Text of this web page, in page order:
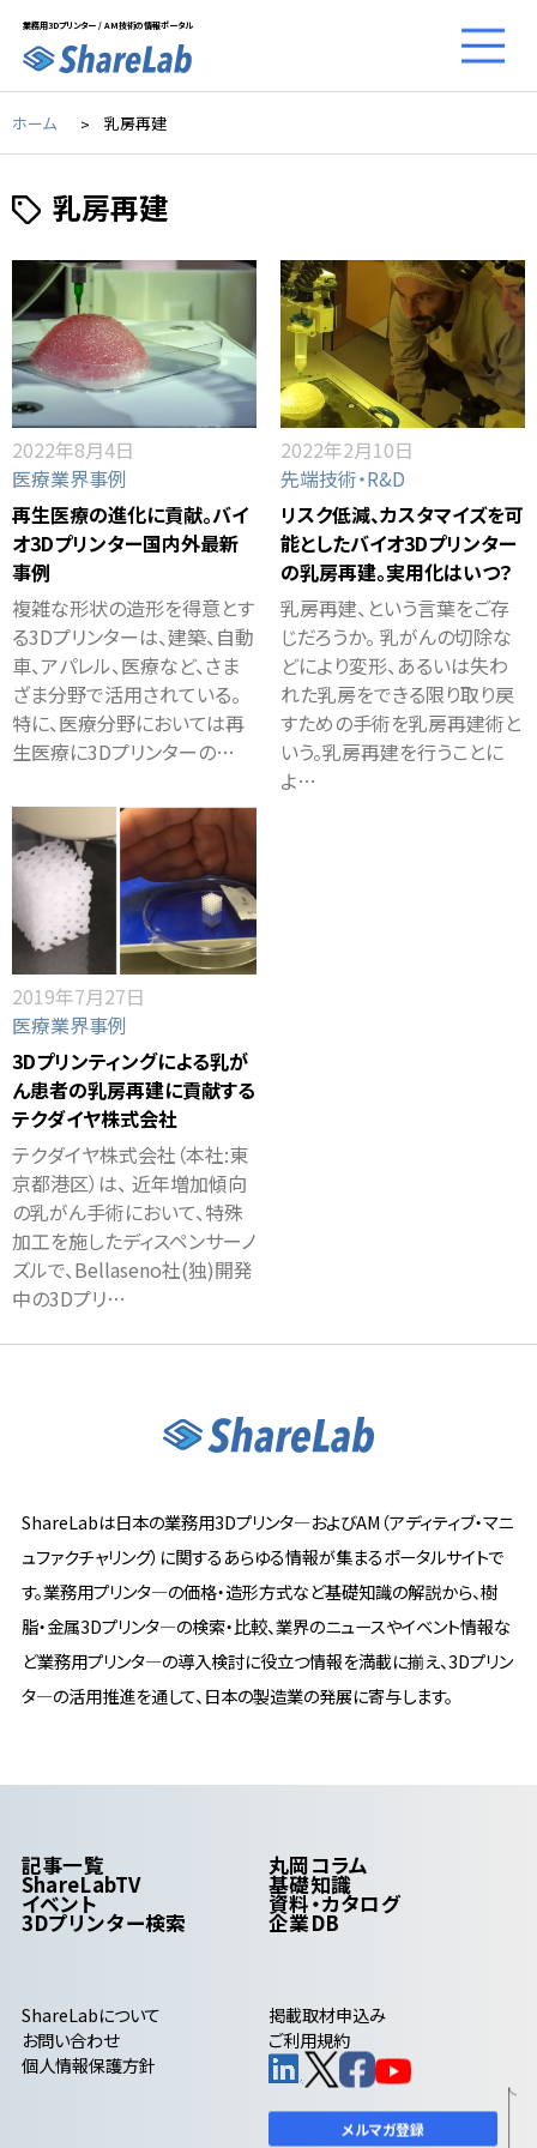
業務用3Dプリンター / AM技術の情報ポータル
ホーム 乳房再建
乳房再建
2022年8月4日
医療業界事例
再生医療の進化に貢献。バイ
オ3Dプリンター国内外最新
事例
複雑な形状の造形を得意とす
る3Dプリンターは、建築、自動
車、アパレル、医療など、さま
ざま分野で活用されている。
特に、医療分野においては再
生医療に3Dプリンターの…
2022年2月10日
先端技術・R&D
リスク低減、カスタマイズを可
能としたバイオ3Dプリンター
の乳房再建。実用化はいつ？
乳房再建、という言葉をご存
じだろうか。 乳がんの切除な
どにより変形、あるいは失わ
れた乳房をできる限り取り戻
すための手術を乳房再建術と
いう。乳房再建を行うことに
よ…
2019年7月27日
医療業界事例
3Dプリンティングによる乳が
ん患者の乳房再建に貢献する
テクダイヤ株式会社
テクダイヤ株式会社（本社:東
京都港区）は、 近年増加傾向
の乳がん手術において、特殊
加工を施したディスペンサーノ
ズルで、Bellaseno社(独)開発
中の3Dプリ…
ShareLabは日本の業務用3Dプリンタ―およびAM（アディティブ・マニ
ュファクチャリング）に関するあらゆる情報が集まるポータルサイトで
す。業務用プリンタ―の価格・造形方式など基礎知識の解説から、樹
脂・金属3Dプリンタ―の検索・比較、業界のニュースやイベント情報な
ど業務用プリンタ―の導入検討に役立つ情報を満載に揃え、3Dプリン
タ―の活用推進を通して、日本の製造業の発展に寄与します。
記事一覧 丸岡コラム
ShareLabTV 基礎知識
イベント 資料・カタログ
3Dプリンター検索 企業DB
メルマガ登録
ShareLabについて
掲載取材申込み
お問い合わせ
ご利用規約
個人情報保護方針